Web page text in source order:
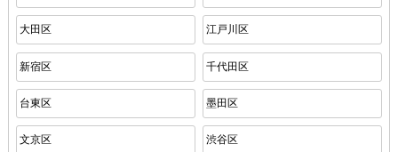
大田区 江戸川区
新宿区 千代田区
台東区 墨田区
文京区 渋谷区